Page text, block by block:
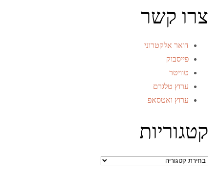
צרו קשר
דואר אלקטרוני
פייסבוק
טוויטר
ערוץ טלגרם
ערוץ ואטסאפ
קטגוריות
קטגוריות